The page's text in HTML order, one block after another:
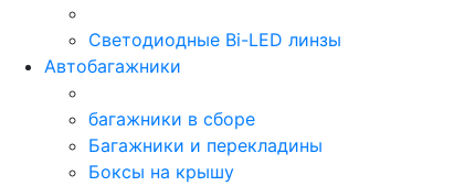
Светодиодные Bi-LED линзы
Автобагажники
багажники в сборе
Багажники и перекладины
Боксы на крышу